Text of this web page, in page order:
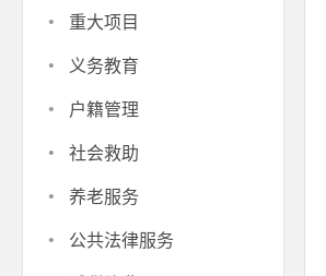
· 重大项目
· 义务教育
· 户籍管理
· 社会救助
· 养老服务
· 公共法律服务